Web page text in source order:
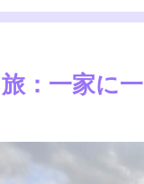
：一家に